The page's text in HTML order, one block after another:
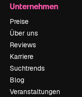
Unternehmen
Preise
Über uns
Reviews
Karriere
Suchtrends
Blog
Veranstaltungen